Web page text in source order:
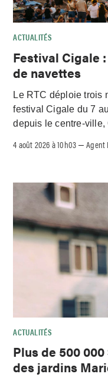
ACTUALITÉS
Festival Cigale
de navettes
Le RTC déploie trois
festival Cigale du 7
depuis le centre-ville,
4 août 2026 à 10h03 –Agent
ACTUALITÉS
Plus de 500
des jardins